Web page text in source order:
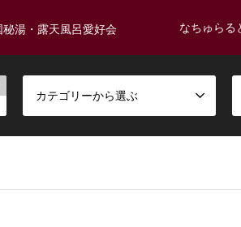
秘湯・露天風呂愛好会 なちゅらる
カテゴリーから選ぶ